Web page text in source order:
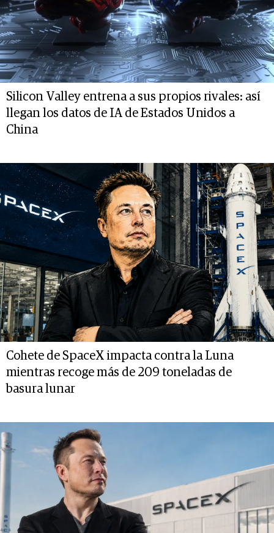
Silicon Valley entrena a sus propios rivales: así
llegan los datos de IA de Estados Unidos a
China
Cohete de SpaceX impacta contra la Luna
mientras recoge más de 209 toneladas de
basura lunar